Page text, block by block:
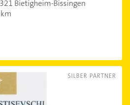
Bietigheim-Bissingen
SILBER PARTNER